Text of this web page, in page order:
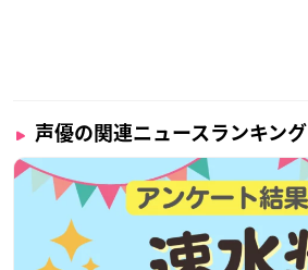
声優の関連ニュースランキング